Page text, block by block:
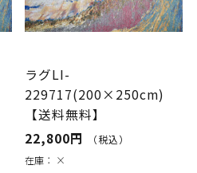
ラグLI-
229717(200×250cm)
【送料無料】
22,800円
（税込）
在庫： ×